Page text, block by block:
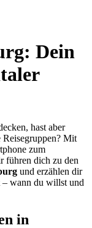
Dein
hast aber
Mit
zum
führen dich zu den
und erzählen dir
– wann du willst und
in